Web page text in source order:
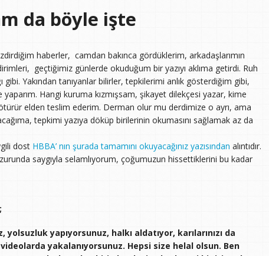
da böyle işte
haberler, camdan bakınca gördüklerim, arkadaşlarımın
geçtiğimiz günlerde okuduğum bir yazıyı aklıma getirdi. Ruh
gibi. Yakından tanıyanlar bilirler, tepkilerimi anlık gösterdiğim gibi,
yaparım. Hangi kuruma kızmışsam, şikayet dilekçesi yazar, kime
elden teslim ederim. Derman olur mu derdimize o ayrı, ama
tepkimi yazıya döküp birilerinin okumasını sağlamak az da
dost HBBA’ nın şurada tamamını okuyacağınız yazısından alıntıdır.
saygıyla selamlıyorum, çoğumuzun hissettiklerini bu kadar
yolsuzluk yapıyorsunuz, halkı aldatıyor, karılarınızı da
yakalanıyorsunuz. Hepsi size helal olsun. Ben